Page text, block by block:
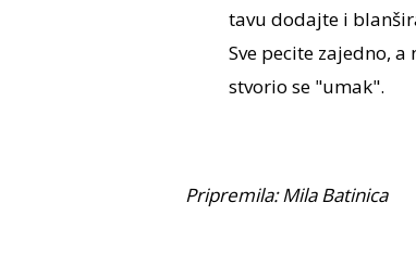
tavu dodajte i
Sve pecite zajedno,
stvorio se "umak".
Pripremila: Mila Batinica